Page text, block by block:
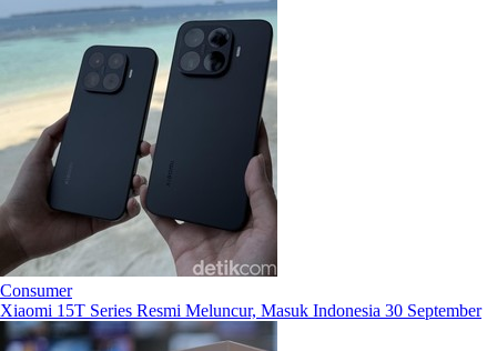
Consumer
Xiaomi 15T Series Resmi Meluncur, Masuk Indonesia 30 September